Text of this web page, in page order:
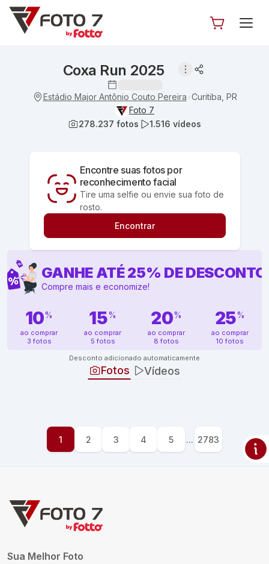
Coxa Run 2025
Estádio Major Antônio Couto Pereira Curitiba, PR
Foto 7
278.237 fotos 1.516 vídeos
Encontre suas fotos por
reconhecimento facial
Tire uma selfie ou envie sua foto de
rosto.
Encontrar
GANHE ATÉ25% DE DESCONTO
Compre mais e economize!
10%
ao comprar
3 fotos
15%
ao comprar
5 fotos
20%
ao comprar
8 fotos
25%
ao comprar
10 fotos
Desconto adicionado automaticamente
Fotos Vídeos
1 2 3 4 5 ... 2783
Sua Melhor Foto